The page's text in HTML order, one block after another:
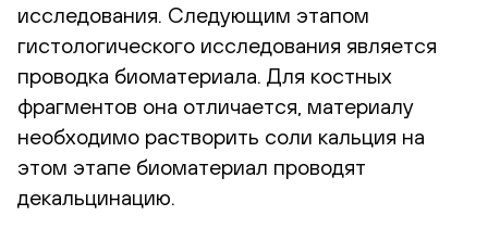
исследования. Следующим этапом
гистологического исследования является
проводка биоматериала. Для костных
фрагментов она отличается, материалу
необходимо растворить соли кальция на
этом этапе биоматериал проводят
декальцинацию.